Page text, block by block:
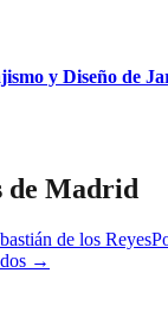
y Diseño de
de Madrid
de los Reyes
→